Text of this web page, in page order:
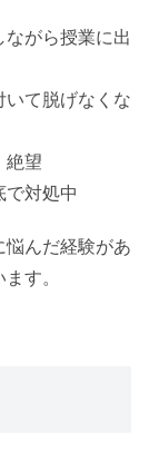
がら授業に出
て脱げなくな
望
対処中
んだ経験があ
す。